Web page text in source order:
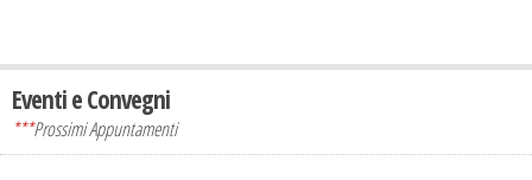
Eventi e Convegni
***Prossimi Appuntamenti